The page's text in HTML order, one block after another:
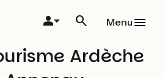
Menu
Ardèche